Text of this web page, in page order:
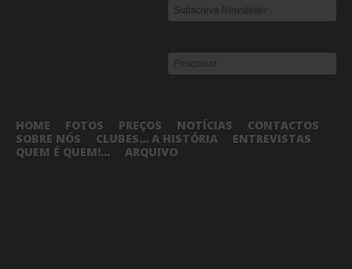
HOME FOTOS PREÇOS NOTÍCIAS
CONTACTOS
SOBRE NÓS
CLUBES... A HISTÓRIA
ENTREVISTAS
QUEM É QUEM!...
ARQUIVO